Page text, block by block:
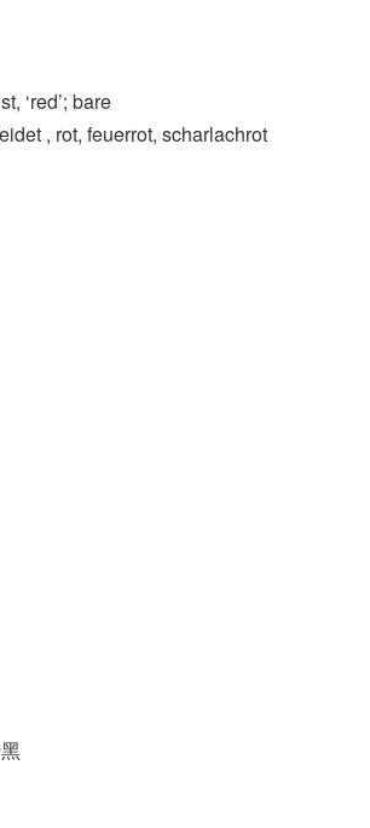
‘red’; bare
, rot, feuerrot, scharlachrot